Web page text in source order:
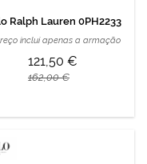
Ralph Lauren 0PH2233
inclui apenas a armação
121,50 €
162,00 €